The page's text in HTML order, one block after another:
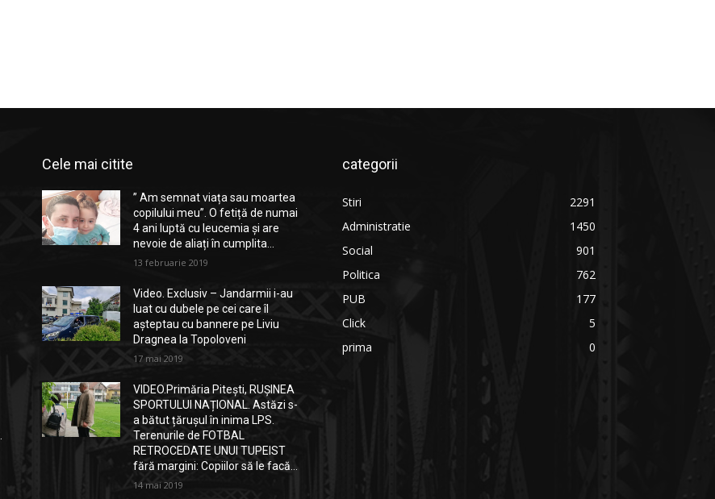
Cele mai citite
” Am semnat viața sau moartea
copilului meu”. O fetiță de numai
4 ani luptă cu leucemia și are
nevoie de aliați în cumplita...
13 februarie 2019
Video. Exclusiv – Jandarmii i-au
luat cu dubele pe cei care îl
așteptau cu bannere pe Liviu
Dragnea la Topoloveni
17 mai 2019
VIDEO.Primăria Pitești, RUȘINEA
SPORTULUI NAȚIONAL. Astăzi s-
a bătut țărușul în inima LPS.
Terenurile de FOTBAL
RETROCEDATE UNUI TUPEIST
fără margini: Copiilor să le facă...
14 mai 2019
categorii
Stiri
2291
Administratie
1450
Social
901
Politica
762
PUB
177
Click
5
prima
0